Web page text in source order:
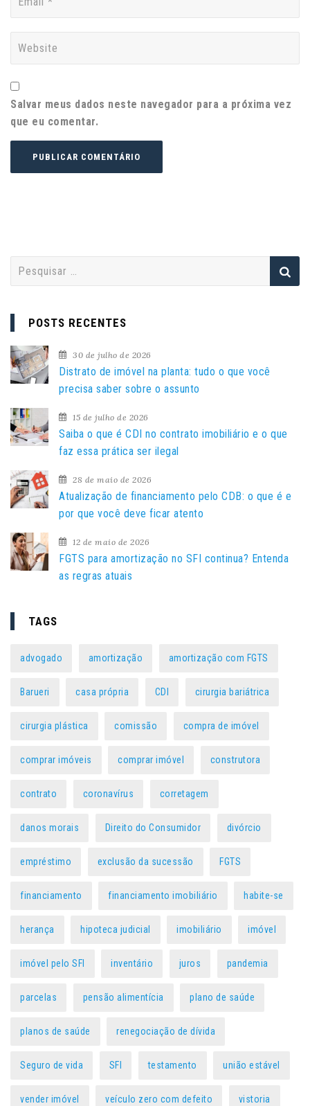
Salvar meus dados neste navegador para a próxima vez
que eu comentar.
q
u
i
s
a
p
o
:
POSTS RECENTES
30 de julho de 2026
Distrato de imóvel na planta: tudo o que você
precisa saber sobre o assunto
15 de julho de 2026
Saiba o que é CDI no contrato imobiliário e o que
faz essa prática ser ilegal
28 de maio de 2026
Atualização de financiamento pelo CDB: o que é e
por que você deve ficar atento
12 de maio de 2026
FGTS para amortização no SFI continua? Entenda
as regras atuais
TAGS
advogado amortização amortização com FGTS
Barueri casa própria CDI cirurgia bariátrica
cirurgia plástica comissão compra de imóvel
comprar imóveis comprar imóvel construtora
contrato coronavírus corretagem
danos morais Direito do Consumidor divórcio
empréstimo exclusão da sucessão FGTS
financiamento financiamento imobiliário habite-se
herança hipoteca judicial imobiliário imóvel
imóvel pelo SFI inventário juros pandemia
parcelas pensão alimentícia plano de saúde
planos de saúde renegociação de dívida
Seguro de vida SFI testamento união estável
vender imóvel veículo zero com defeito vistoria